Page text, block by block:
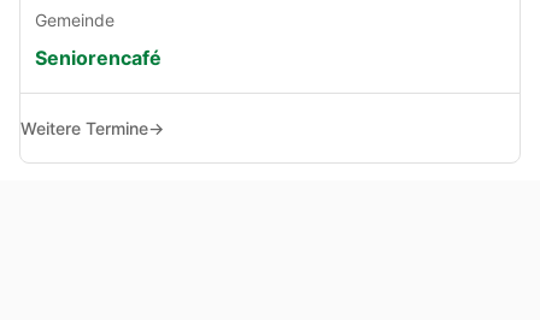
Gemeinde
Seniorencafé
Weitere Termine→